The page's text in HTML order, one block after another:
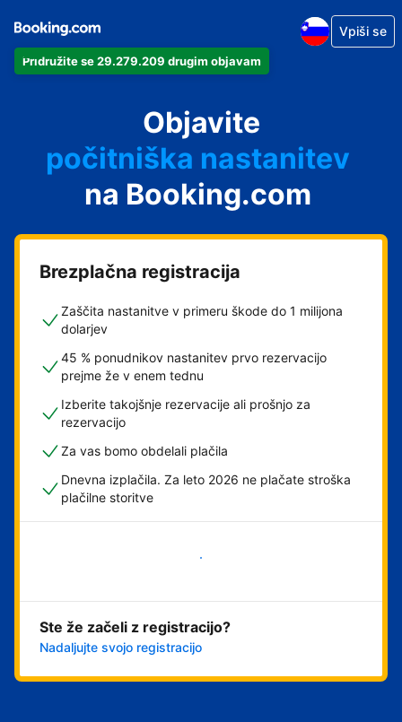
Pridružite se 29.279.209 drugim objavam
Vpiši se
Objavite
svoj apartma
svoj hotel
počitniška nastanitev
svoje gostišče
svoj B&B
na Booking.com
Brezplačna registracija
Zaščita nastanitve v primeru škode do 1 milijona
dolarjev
45 % ponudnikov nastanitev prvo rezervacijo
prejme že v enem tednu
Izberite takojšnje rezervacije ali prošnjo za
rezervacijo
Za vas bomo obdelali plačila
Dnevna izplačila. Za leto 2026 ne plačate stroška
plačilne storitve
Ste že začeli z registracijo?
Nadaljujte svojo registracijo